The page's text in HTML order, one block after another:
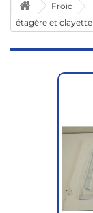
Froid
étagère et clayette